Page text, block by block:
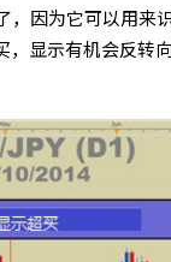
因为它可以用来
，显示有机会反转